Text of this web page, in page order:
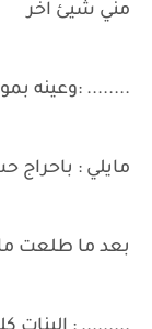
مني شيئ اخر
........ :وعينه
مايلي : باحراج
بعد ما طلعت